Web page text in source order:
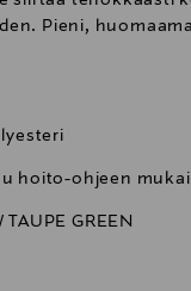
Pieni,
hoito-ohjeen
TAUPE GREEN